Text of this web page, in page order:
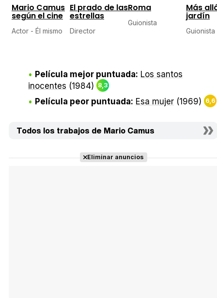
Mario Camus
según el cine
Actor - Él mismo
El prado de las
estrellas
Director
Roma
Guionista
Más
jardín
Guionista
Película mejor puntuada: Los santos
inocentes (1984) 8,3
Película peor puntuada: Esa mujer (1969) 6,6
Todos los trabajos de Mario Camus
Eliminar anuncios